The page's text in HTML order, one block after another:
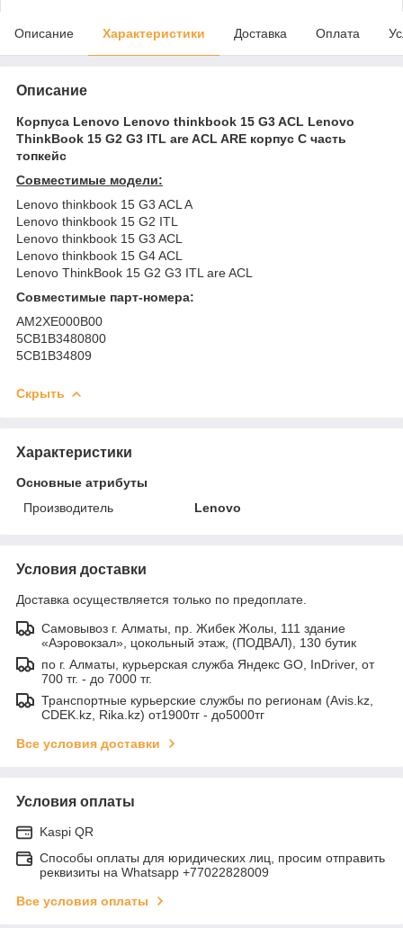
Описание Характеристики Доставка Оплата
Описание
Корпуса Lenovo Lenovo thinkbook 15 G3 ACL Lenovo
ThinkBook 15 G2 G3 ITL are ACL ARE корпус C часть
топкейс
Совместимые модели:
Lenovo thinkbook 15 G3 ACL A
Lenovo thinkbook 15 G2 ITL
Lenovo thinkbook 15 G3 ACL
Lenovo thinkbook 15 G4 ACL
Lenovo ThinkBook 15 G2 G3 ITL are ACL
Совместимые парт-номера:
AM2XE000B00
5CB1B3480800
5CB1B34809
Скрыть
Характеристики
Основные атрибуты
Производитель
Lenovo
Условия доставки
Доставка осуществляется только по предоплате.
Самовывоз г. Алматы, пр. Жибек Жолы, 111 здание
«Аэровокзал», цокольный этаж, (ПОДВАЛ), 130 бутик
по г. Алматы, курьерская служба Яндекс GO, InDriver, от
700 тг. - до 7000 тг.
Транспортные курьерские службы по регионам (Avis.kz,
CDEK.kz, Rika.kz) от1900тг - до5000тг
Все условия доставки
Условия оплаты
Kaspi QR
Способы оплаты для юридических лиц, просим отправить
реквизиты на Whatsapp +77022828009
Все условия оплаты